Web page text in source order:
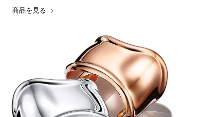
商品を見る